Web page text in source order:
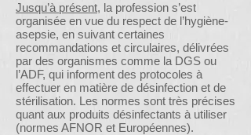
Jusqu’à présent, la profession s’est
organisée en vue du respect de l’hygiène-
asepsie, en suivant certaines
recommandations et circulaires, délivrées
par des organismes comme la DGS ou
l’ADF, qui informent des protocoles à
effectuer en matière de désinfection et de
stérilisation. Les normes sont très précises
quant aux produits désinfectants à utiliser
(normes AFNOR et Européennes).